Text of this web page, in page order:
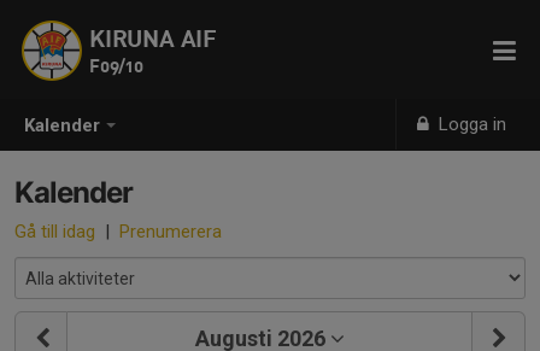
Kalender Logga in
KIRUNA AIF
F09/10
Kalender
Gå till idag | Prenumerera
Augusti 2026